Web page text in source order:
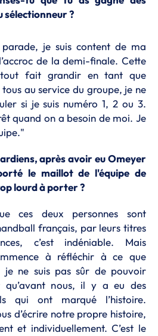
sélectionneur ?
je suis content de ma
de la demi-finale. Cette
fait grandir en tant que
au service du groupe, je ne
si je suis numéro 1, 2 ou 3.
quand on a besoin de moi. Je
après avoir eu Omeyer
le maillot de l'équipe de
lourd à porter ?
ces deux personnes sont
français, par leurs titres
c’est indéniable. Mais
à réfléchir à ce que
je ne suis pas sûr de pouvoir
nous, il y a eu des
qui ont marqué l’histoire.
d’écrire notre propre histoire,
et individuellement. C’est le